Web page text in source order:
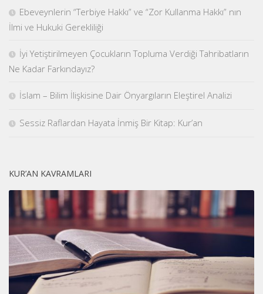
Ebeveynlerin “Terbiye Hakkı” ve “Zor Kullanma Hakkı” nın
İlmi ve Hukuki Gerekliliği
İyi Yetiştirilmeyen Çocukların Topluma Verdiği Tahribatların
Ne Kadar Farkındayız?
İslam – Bilim İlişkisine Dair Önyargıların Eleştirel Analizi
Sessiz Raflardan Hayata İnmiş Bir Kitap: Kur’an
KUR’AN KAVRAMLARI